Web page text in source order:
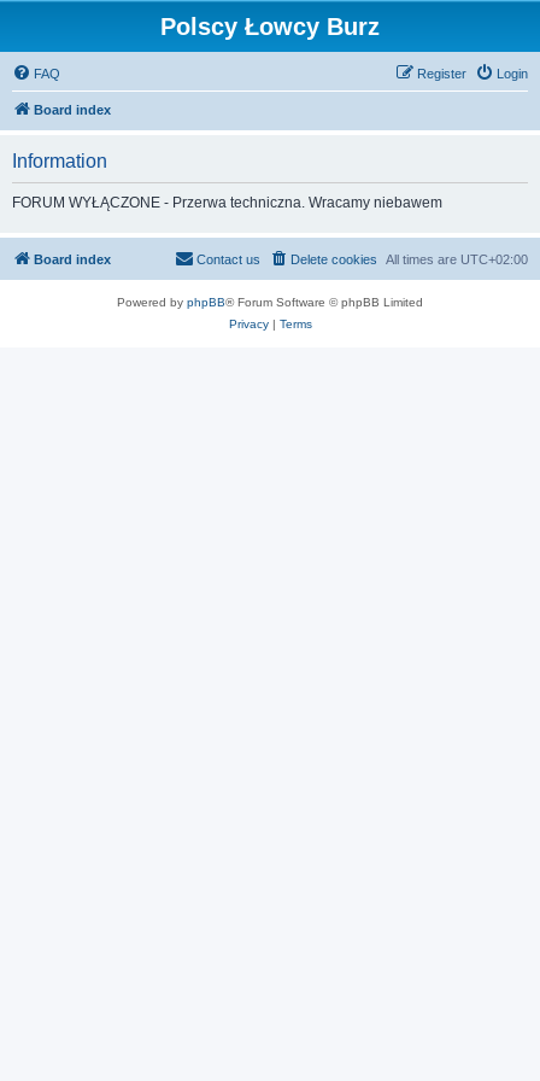
Polscy Łowcy Burz
FAQ Login
Register
Board index
Information
FORUM WYŁĄCZONE - Przerwa techniczna. Wracamy niebawem
Board index All times are UTC+02:00
Delete cookies
Contact us
Powered by phpBB® Forum Software © phpBB Limited
Privacy| Terms